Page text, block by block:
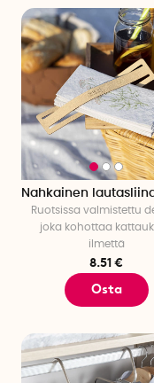
Nahkainen
Ruotsissa valmistettu
joka kohottaa
ilmettä
8.51 €
Osta